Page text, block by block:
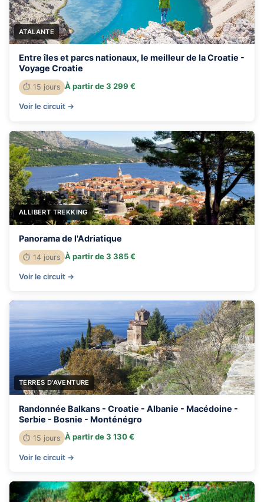
ATALANTE
Entre îles et parcs nationaux, le meilleur de la Croatie -
Voyage Croatie
⏱ 15 jours À partir de 3 299 €
Voir le circuit →
ALLIBERT TREKKING
Panorama de l'Adriatique
⏱ 14 jours À partir de 3 385 €
Voir le circuit →
TERRES D'AVENTURE
Randonnée Balkans - Croatie - Albanie - Macédoine -
Serbie - Bosnie - Monténégro
⏱ 15 jours À partir de 3 130 €
Voir le circuit →